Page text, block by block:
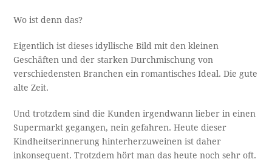
Wo ist denn das?
Eigentlich ist dieses idyllische Bild mit den kleinen
Geschäften und der starken Durchmischung von
verschiedensten Branchen ein romantisches Ideal. Die gute
alte Zeit.
Und trotzdem sind die Kunden irgendwann lieber in einen
Supermarkt gegangen, nein gefahren. Heute dieser
Kindheitserinnerung hinterherzuweinen ist daher
inkonsequent. Trotzdem hört man das heute noch sehr oft.